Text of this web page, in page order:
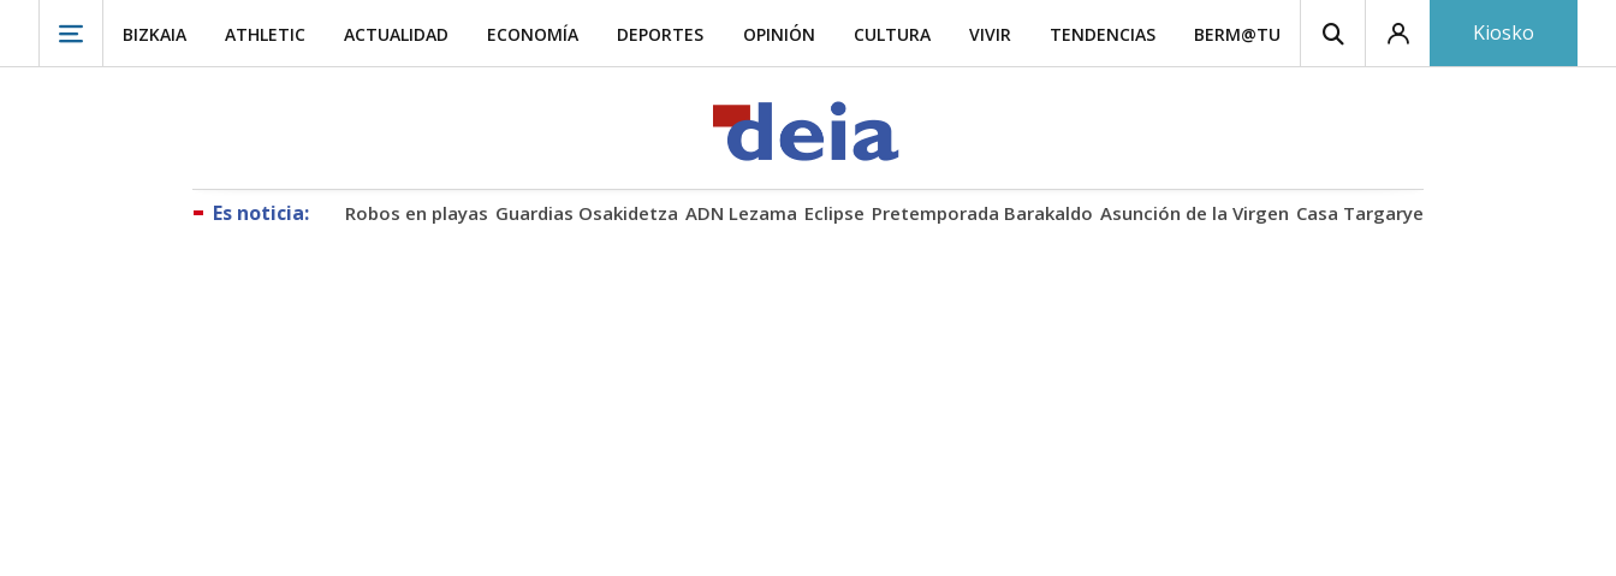
Robos en playas Guardias Osakidetza ADN Lezama Eclipse Pretemporada Barakaldo Asunción de la Virgen Casa Targaryen
BIZKAIA ATHLETIC ACTUALIDAD ECONOMÍA DEPORTES OPINIÓN CULTURA VIVIR TENDENCIAS BERM@TU Kiosko